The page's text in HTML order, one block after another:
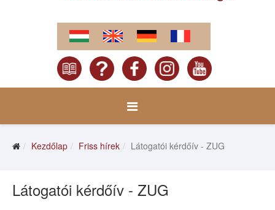
Kezdőlap Friss hírek Látogatói kérdőív - ZUG
Látogatói kérdőív - ZUG